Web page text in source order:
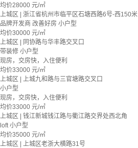
均价28000 元/㎡
上城区 | 浙江省杭州市临平区石塘西路6号-西150米
品牌开发商 改善好房 小户型
均价30000 元/㎡
上城区 | 同协路与华丰路交叉口
带装修 小户型
现房，交房快，入住便利
均价33000 元/㎡
上城区 | 上城九和路与三官塘路交叉口
小户型
现房，交房快，入住便利
均价33000 元/㎡
上城区 | 钱江新城钱江路与衢江路交界处西北角
loft 小户型
均价35000 元/㎡
上城区 | 上城区老浙大横路31号